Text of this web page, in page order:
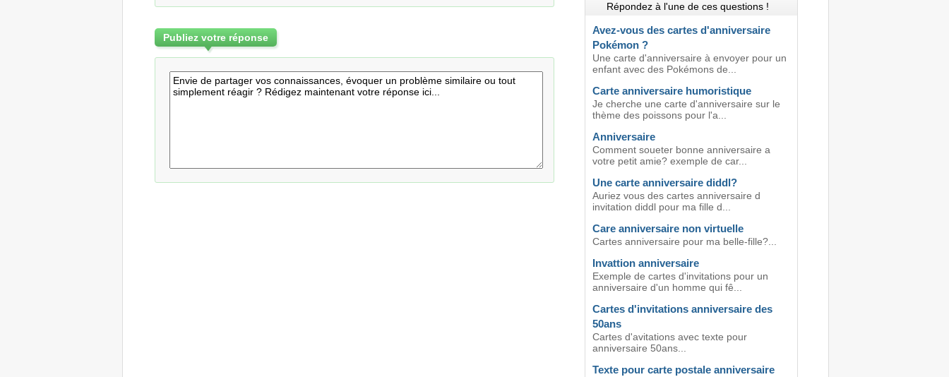
Publiez votre réponse
Répondez à l'une de ces questions !
Avez-vous des cartes d'anniversaire
Pokémon ?
Une carte d'anniversaire à envoyer pour un
enfant avec des Pokémons de...
Carte anniversaire humoristique
Je cherche une carte d'anniversaire sur le
thème des poissons pour l'a...
Anniversaire
Comment soueter bonne anniversaire a
votre petit amie? exemple de car...
Une carte anniversaire diddl?
Auriez vous des cartes anniversaire d
invitation diddl pour ma fille d...
Care anniversaire non virtuelle
Cartes anniversaire pour ma belle-fille?...
Invattion anniversaire
Exemple de cartes d'invitations pour un
anniversaire d'un homme qui fê...
Cartes d'invitations anniversaire des
50ans
Cartes d'avitations avec texte pour
anniversaire 50ans...
Texte pour carte postale anniversaire